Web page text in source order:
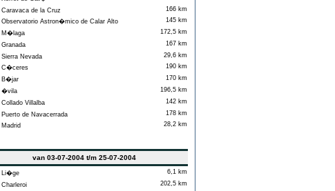
Caravaca de la Cruz
166 km
Observatorio Astron�mico de Calar Alto
145 km
M�laga
172,5 km
Granada
167 km
Sierra Nevada
29,6 km
C�ceres
190 km
B�jar
170 km
�vila
196,5 km
Collado Villalba
142 km
Puerto de Navacerrada
178 km
Madrid
28,2 km
van 03-07-2004 t/m 25-07-2004
Li�ge
6,1 km
Charleroi
202,5 km